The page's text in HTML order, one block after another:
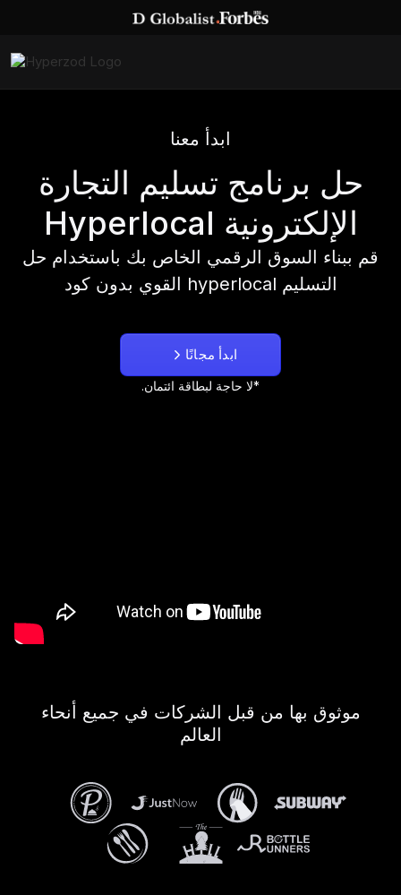
ابدأ معنا
حل برنامج تسليم التجارة
الإلكترونية Hyperlocal
قم ببناء السوق الرقمي الخاص بك باستخدام حل
التسليم hyperlocal القوي بدون كود
ابدأ مجانًا
*لا حاجة لبطاقة ائتمان.
موثوق بها من قبل الشركات في جميع أنحاء
العالم